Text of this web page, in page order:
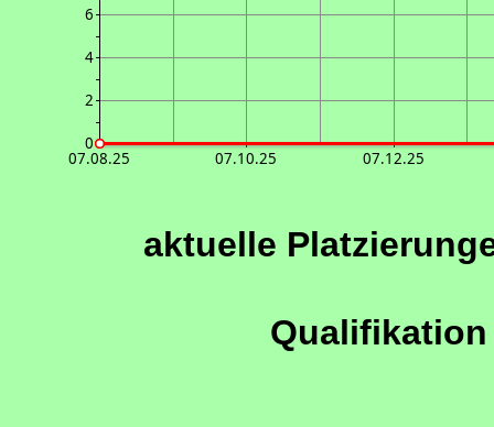
6
4
2
0
07.08.25 07.10.25 07.12.25
aktuelle
Qualifikation